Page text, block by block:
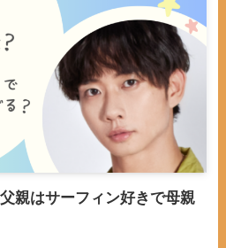
親はサーフィン好きで母親